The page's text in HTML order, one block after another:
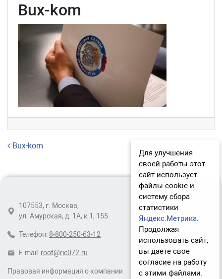
Bux-kom
Навигация по записям
Bux-kom
Правовая информация о компании
107553, г. Москва,
ул. Амурская, д. 1А, к 1, 155
Телефон: 8-800-250-63-12
E-mail: root@ric072.ru
Для улучшения
своей работы этот
сайт использует
файлы cookie и
систему сбора
статистики
Яндекс.Метрика.
Продолжая
использовать сайт,
вы даете свое
согласие на работу
с этими файлами.